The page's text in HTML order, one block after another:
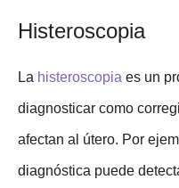
Histeroscopia
La histeroscopia es un
diagnosticar como
afectan al útero. Por
diagnóstica puede